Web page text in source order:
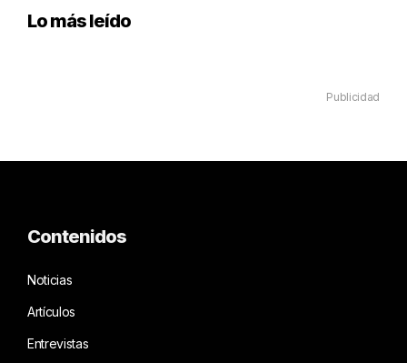
Lo más leído
Publicidad
Contenidos
Noticias
Artículos
Entrevistas